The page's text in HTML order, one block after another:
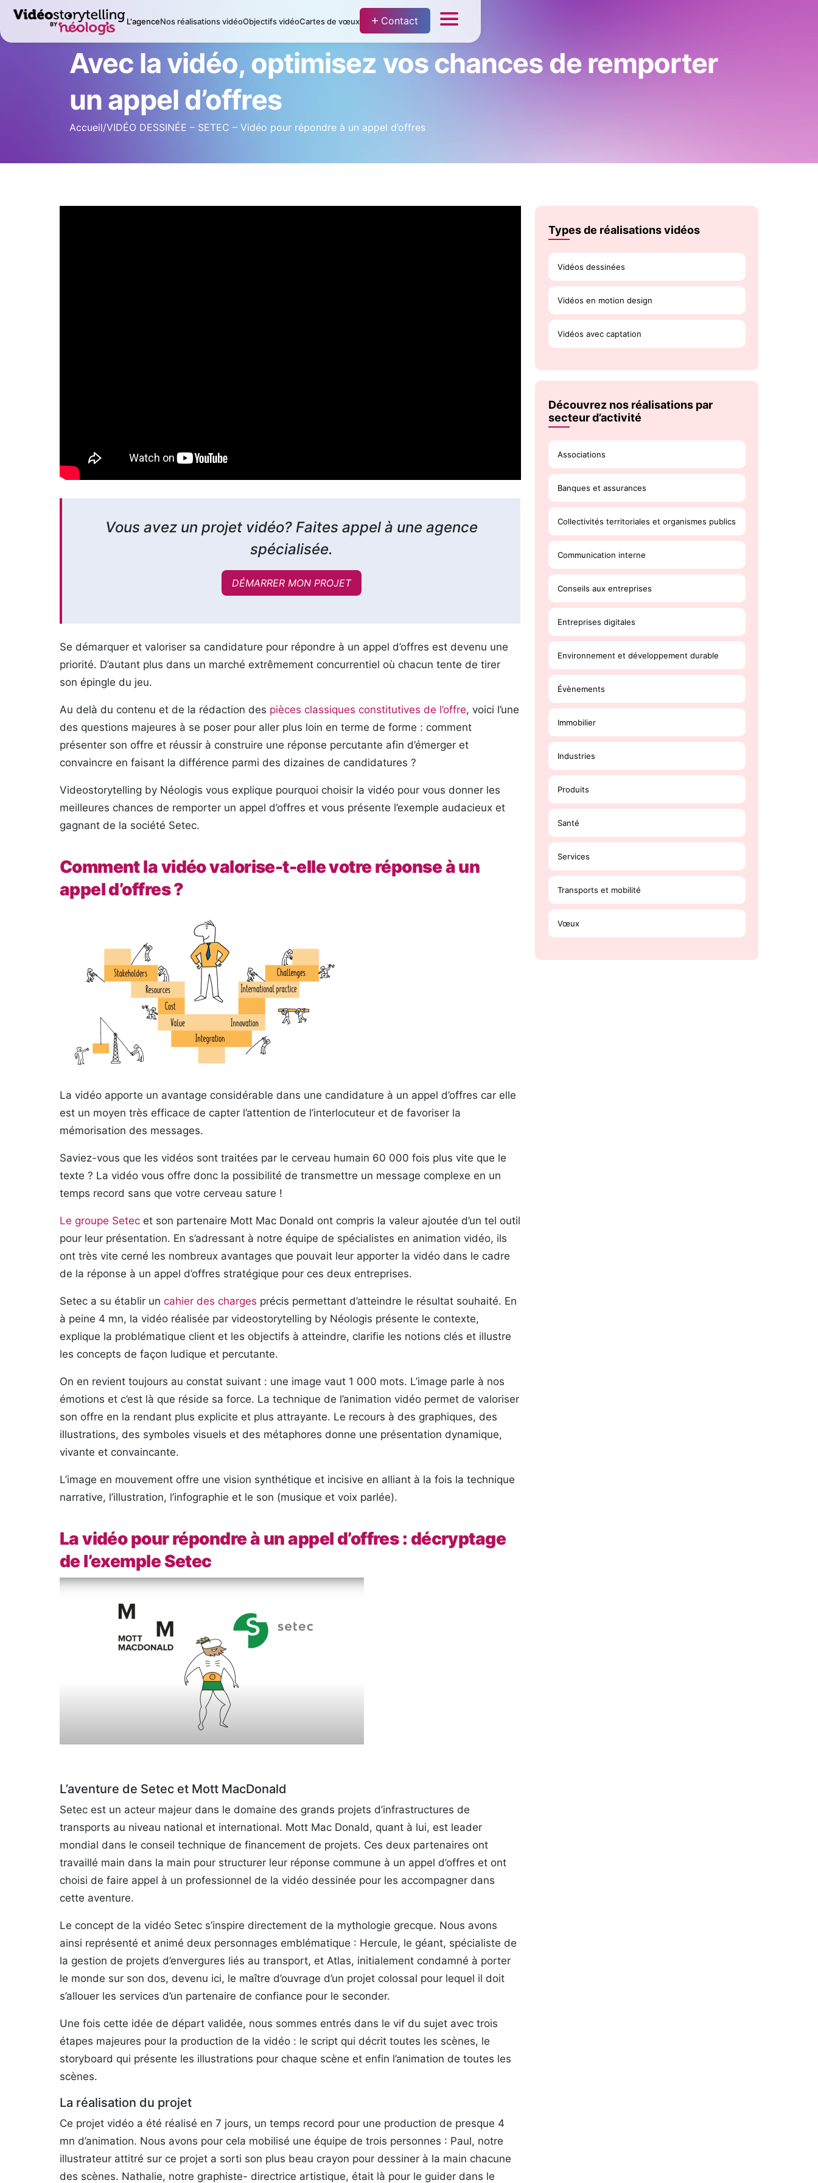
L'agenceNos réalisations vidéoObjectifs vidéoCartes de vœux Contact
Avec la vidéo, optimisez vos chances de remporter
un appel d’offres
Accueil/VIDÉO DESSINÉE – SETEC – Vidéo pour répondre à un appel d’offres
Vous avez un projet vidéo? Faites appel à une agence
spécialisée.
DÉMARRER MON PROJET
Se démarquer et valoriser sa candidature pour répondre à un appel d’offres est devenu une
priorité. D’autant plus dans un marché extrêmement concurrentiel où chacun tente de tirer
son épingle du jeu.
Au delà du contenu et de la rédaction des pièces classiques constitutives de l’offre, voici l’une
des questions majeures à se poser pour aller plus loin en terme de forme : comment
présenter son offre et réussir à construire une réponse percutante afin d’émerger et
convaincre en faisant la différence parmi des dizaines de candidatures ?
Videostorytelling by Néologis vous explique pourquoi choisir la vidéo pour vous donner les
meilleures chances de remporter un appel d’offres et vous présente l’exemple audacieux et
gagnant de la société Setec.
Comment la vidéo valorise-t-elle votre réponse à un
appel d’offres ?
La vidéo apporte un avantage considérable dans une candidature à un appel d’offres car elle
est un moyen très efficace de capter l’attention de l’interlocuteur et de favoriser la
mémorisation des messages.
Saviez-vous que les vidéos sont traitées par le cerveau humain 60 000 fois plus vite que le
texte ? La vidéo vous offre donc la possibilité de transmettre un message complexe en un
temps record sans que votre cerveau sature !
Le groupe Setecet son partenaire Mott Mac Donald ont compris la valeur ajoutée d’un tel outil
pour leur présentation. En s’adressant à notre équipe de spécialistes en animation vidéo, ils
ont très vite cerné les nombreux avantages que pouvait leur apporter la vidéo dans le cadre
de la réponse à un appel d’offres stratégique pour ces deux entreprises.
Setec a su établir un cahier des charges précis permettant d’atteindre le résultat souhaité. En
à peine 4 mn, la vidéo réalisée par videostorytelling by Néologis présente le contexte,
explique la problématique client et les objectifs à atteindre, clarifie les notions clés et illustre
les concepts de façon ludique et percutante.
On en revient toujours au constat suivant : une image vaut 1 000 mots. L’image parle à nos
émotions et c’est là que réside sa force. La technique de l’animation vidéo permet de valoriser
son offre en la rendant plus explicite et plus attrayante. Le recours à des graphiques, des
illustrations, des symboles visuels et des métaphores donne une présentation dynamique,
vivante et convaincante.
L’image en mouvement offre une vision synthétique et incisive en alliant à la fois la technique
narrative, l’illustration, l’infographie et le son (musique et voix parlée).
La vidéo pour répondre à un appel d’offres : décryptage
de l’exemple Setec
L’aventure de Setec et Mott MacDonald
Setec est un acteur majeur dans le domaine des grands projets d’infrastructures de
transports au niveau national et international. Mott Mac Donald, quant à lui, est leader
mondial dans le conseil technique de financement de projets. Ces deux partenaires ont
travaillé main dans la main pour structurer leur réponse commune à un appel d’offres et ont
choisi de faire appel à un professionnel de la vidéo dessinée pour les accompagner dans
cette aventure.
Le concept de la vidéo Setec s’inspire directement de la mythologie grecque. Nous avons
ainsi représenté et animé deux personnages emblématique : Hercule, le géant, spécialiste de
la gestion de projets d’envergures liés au transport, et Atlas, initialement condamné à porter
le monde sur son dos, devenu ici, le maître d’ouvrage d’un projet colossal pour lequel il doit
s’allouer les services d’un partenaire de confiance pour le seconder.
Une fois cette idée de départ validée, nous sommes entrés dans le vif du sujet avec trois
étapes majeures pour la production de la vidéo : le script qui décrit toutes les scènes, le
storyboard qui présente les illustrations pour chaque scène et enfin l’animation de toutes les
scènes.
La réalisation du projet
Ce projet vidéo a été réalisé en 7 jours, un temps record pour une production de presque 4
mn d’animation. Nous avons pour cela mobilisé une équipe de trois personnes : Paul, notre
illustrateur attitré sur ce projet a sorti son plus beau crayon pour dessiner à la main chacune
des scènes. Nathalie, notre graphiste- directrice artistique, était là pour le guider dans le
Types de réalisations vidéos
Vidéos dessinées
Vidéos en motion design
Vidéos avec captation
Découvrez nos réalisations par
secteur d’activité
Associations
Banques et assurances
Collectivités territoriales et organismes publics
Communication interne
Conseils aux entreprises
Entreprises digitales
Environnement et développement durable
Évènements
Immobilier
Industries
Produits
Santé
Services
Transports et mobilité
Vœux